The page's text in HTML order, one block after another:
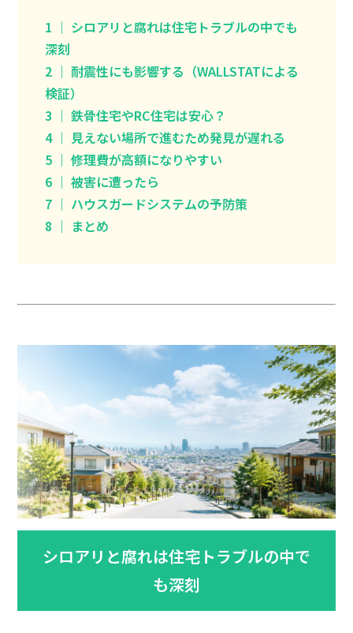
1 ｜ シロアリと腐れは住宅トラブルの中でも
深刻
2 ｜ 耐震性にも影響する（WALLSTATによる
検証）
3 ｜ 鉄骨住宅やRC住宅は安心？
4 ｜ 見えない場所で進むため発見が遅れる
5 ｜ 修理費が高額になりやすい
6 ｜ 被害に遭ったら
7 ｜ ハウスガードシステムの予防策
8 ｜ まとめ
シロアリと腐れは住宅トラブルの中で
も深刻